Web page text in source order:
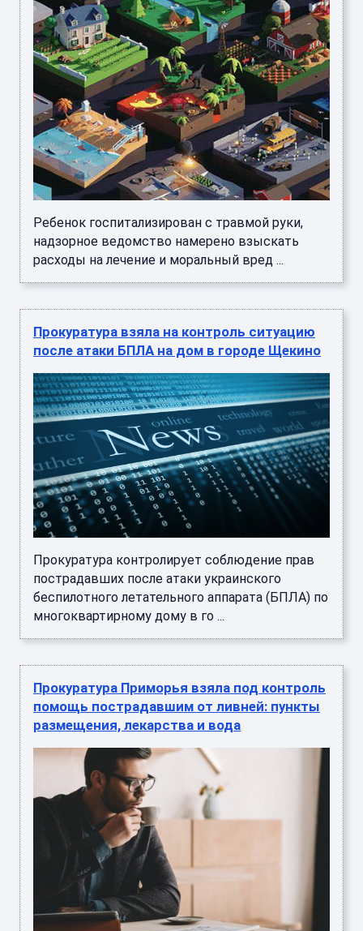
Ребенок госпитализирован с травмой руки,
надзорное ведомство намерено взыскать
расходы на лечение и моральный вред ...
Прокуратура взяла на контроль ситуацию
после атаки БПЛА на дом в городе Щекино
Прокуратура контролирует соблюдение прав
пострадавших после атаки украинского
беспилотного летательного аппарата (БПЛА) по
многоквартирному дому в го ...
Прокуратура Приморья взяла под контроль
помощь пострадавшим от ливней: пункты
размещения, лекарства и вода